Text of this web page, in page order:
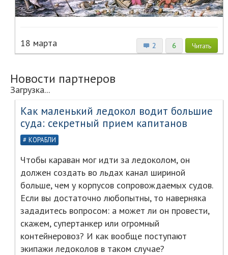
2 6 Читать
18 марта
Новости партнеров
Загрузка...
Как маленький ледокол водит большие
суда: секретный прием капитанов
КОРАБЛИ
Чтобы караван мог идти за ледоколом, он
должен создать во льдах канал шириной
больше, чем у корпусов сопровождаемых судов.
Если вы достаточно любопытны, то наверняка
зададитесь вопросом: а может ли он провести,
скажем, супертанкер или огромный
контейнеровоз? И как вообще поступают
экипажи ледоколов в таком случае?